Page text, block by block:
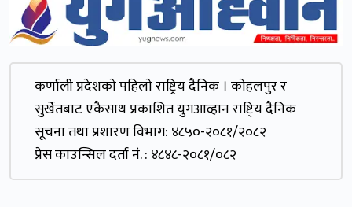
कर्णाली प्रदेशकाे पहिलाे राष्ट्रिय दैनिक । काेहलपुर र
सुर्खेतबाट एकैसाथ प्रकाशित युगआव्हान राष्टि्य दैनिक
सूचना तथा प्रशारण विभाग: ४८५०-२०८१/२०८२
प्रेस काउन्सिल दर्ता नं. : ४८४८-२०८१/०८२